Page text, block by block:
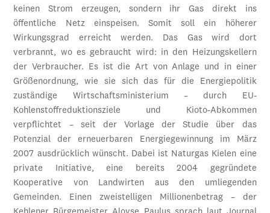
keinen Strom erzeugen, sondern ihr Gas direkt ins
öffentliche Netz einspeisen. Somit soll ein höherer
Wirkungsgrad erreicht werden. Das Gas wird dort
verbrannt, wo es gebraucht wird: in den Heizungskellern
der Verbraucher. Es ist die Art von Anlage und in einer
Größenordnung, wie sie sich das für die Energiepolitik
zuständige Wirtschaftsministerium – durch EU-
Kohlenstoffreduktionsziele und Kioto-Abkommen
verpflichtet – seit der Vorlage der Studie über das
Potenzial der erneuerbaren Energiege­winnung im März
2007 ausdrücklich wünscht. Dabei ist Naturgas Kielen eine
private Initiative, eine bereits 2004 gegründete
Kooperative von Landwirten aus den umliegenden
Gemeinden. Einen zweistelligen Millionenbetrag – der